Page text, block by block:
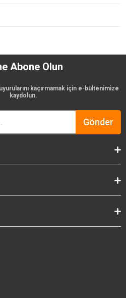
Abone Olun
kaçırmamak için e-bültenimize
kaydolun.
Gönder